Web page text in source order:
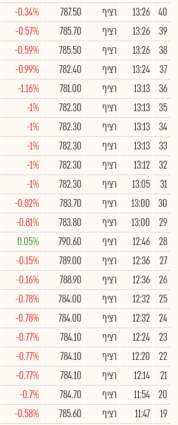
40
13:26 רציף 787.50
-0.34%
39
13:26 רציף 785.70
-0.57%
38
13:26 רציף 785.50
-0.59%
37
13:24 רציף 782.40
-0.99%
36
13:13 רציף 781.00
-1.16%
35
13:13 רציף 782.30
-1%
34
13:13 רציף 782.30
-1%
33
13:13 רציף 782.30
-1%
32
13:12 רציף 782.30
-1%
31
13:05 רציף 782.30
-1%
30
13:00 רציף 783.70
-0.82%
29
13:00 רציף 783.80
-0.81%
28
12:46 רציף 790.60
0.05%
27
12:36 רציף 789.00
-0.15%
26
12:36 רציף 788.90
-0.16%
25
12:32 רציף 784.00
-0.78%
24
12:32 רציף 784.00
-0.78%
23
12:24 רציף 784.10
-0.77%
22
12:20 רציף 784.10
-0.77%
21
12:14 רציף 784.10
-0.77%
20
11:54 רציף 784.70
-0.7%
19
11:47 רציף 785.60
-0.58%